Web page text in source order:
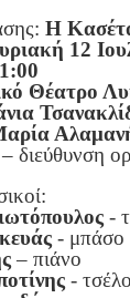
H
12
Θέατρο
διεύθυνση
-
- μπάσο
– πιάνο
- τσέλο